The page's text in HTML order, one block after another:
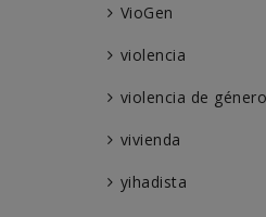
VioGen
violencia
violencia de género
vivienda
yihadista